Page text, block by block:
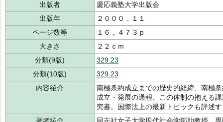
出版者
慶応義塾大学出版会
出版年
２０００．１１
ページ数等
１６，４７３ｐ
大きさ
２２ｃｍ
分類(9版)
329.23
分類(10版)
329.23
内容紹介
南極条約成立までの歴史的経緯、南極
成立・発展の過程、この体制の抱える
究書。国際法上の最新トピックも詳述